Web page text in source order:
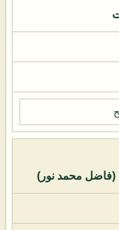
(فاضل محمد نور)